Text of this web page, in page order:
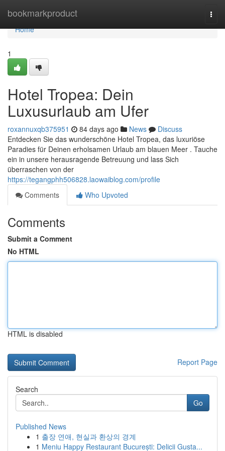
bookmarkproduct
Home
Home
1
Hotel Tropea: Dein
Luxusurlaub am Ufer
roxannuxqb375951 84 days ago News
Discuss
Entdecken Sie das wunderschöne Hotel Tropea, das luxuriöse
Paradies für Deinen erholsamen Urlaub am blauen Meer . Tauche
ein in unsere herausragende Betreuung und lass Sich
überraschen von der
https://tegangphh506828.laowaiblog.com/profile
Comments
Who Upvoted
Comments
Submit a Comment
No HTML
HTML is disabled
Report Page
Search
Go
Published News
1 출장 연애, 현실과 환상의 경계
1 Meniu Happy Restaurant București: Delicii Gusta...